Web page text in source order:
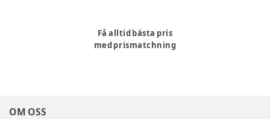
Få alltid bästa pris
med prismatchning
OM OSS